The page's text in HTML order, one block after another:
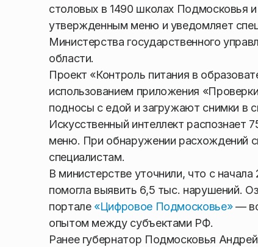
столовых в 1490 школах Подмосковья
утвержденным меню и уведомляет
Министерства государственного
области.
Проект «Контроль питания в
использованием приложения
подносы с едой и загружают снимки в
Искусственный интеллект
меню. При обнаружении расхождений
специалистам.
В министерстве уточнили, что с
помогла выявить 6,5 тыс. нарушений.
портале «Цифровое Подмосковье»—
опытом между субъектами РФ.
Ранее губернатор Подмосковья